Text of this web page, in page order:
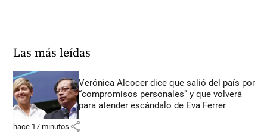
Las más leídas
Verónica Alcocer dice que salió del país por
“compromisos personales” y que volverá
para atender escándalo de Eva Ferrer
hace 17 minutos share